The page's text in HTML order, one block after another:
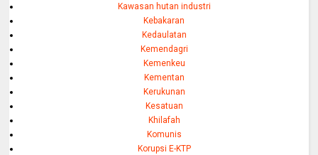
Kawasan hutan industri
Kebakaran
Kedaulatan
Kemendagri
Kemenkeu
Kementan
Kerukunan
Kesatuan
Khilafah
Komunis
Korupsi E-KTP